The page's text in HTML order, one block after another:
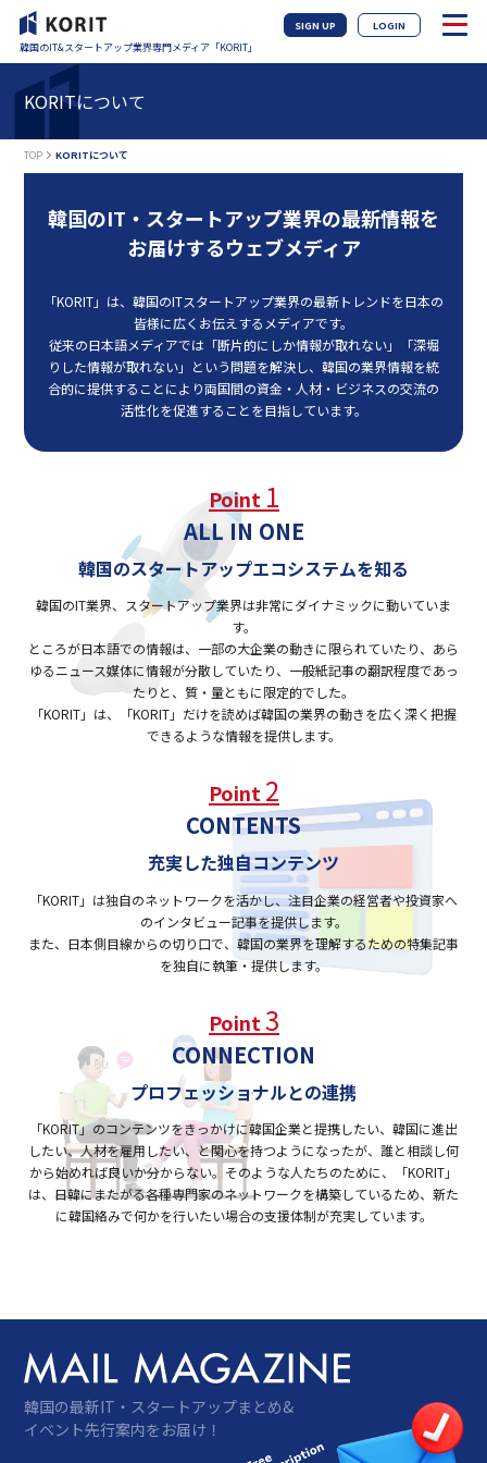
韓国のIT&スタートアップ業界専門メディア「KORIT」
SIGN UP LOGIN
KORITについて
TOP KORITについて
韓国のIT・スタートアップ業界の最新情報を
お届けするウェブメディア
「KORIT」は、韓国のITスタートアップ業界の最新トレンドを日本の
皆様に広くお伝えするメディアです。
従来の日本語メディアでは「断片的にしか情報が取れない」「深堀
りした情報が取れない」 という問題を解決し、韓国の業界情報を統
合的に提供することにより両国間の資金・人材・ビジネスの交流の
活性化を促進することを目指しています。
Point 1
ALL IN ONE
韓国のスタートアップエコシステムを知る
韓国のIT業界、スタートアップ業界は非常にダイナミックに動いていま
す。
ところが日本語での情報は、一部の大企業の動きに限られていたり、 あら
ゆるニュース媒体に情報が分散していたり、 一般紙記事の翻訳程度であっ
たりと、質・量ともに限定的でした。
「KORIT」は、「KORIT」だけを読めば韓国の業界の動きを広く深く把握
できるような情報を提供します。
Point2
CONTENTS
充実した独自コンテンツ
「KORIT」は独自のネットワークを活かし、注目企業の経営者や投資家へ
のインタビュー記事を提供します。
また、日本側目線からの切り口で、韓国の業界を理解するための特集記事
を独自に執筆・提供します。
Point3
CONNECTION
プロフェッショナルとの連携
「KORIT」のコンテンツをきっかけに韓国企業と提携したい、韓国に進出
したい、人材を雇用したい、と関心を持つようになったが、誰と相談し何
から始めれば良いか分からない。そのような人たちのために、
「KORIT」
は、日韓にまたがる各種専門家のネットワークを構築しているため、 新た
に韓国絡みで何かを行いたい場合の支援体制が充実しています。
韓国の最新IT・スタートアップまとめ&
イベント先行案内をお届け！